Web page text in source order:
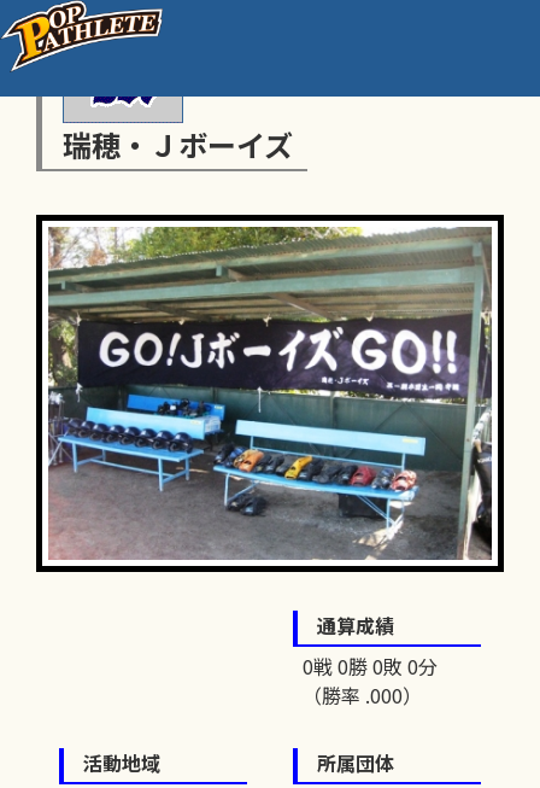
瑞穂・Ｊボーイズ
通算成績
0戦 0勝 0敗 0分
（勝率 .000）
活動地域
所属団体